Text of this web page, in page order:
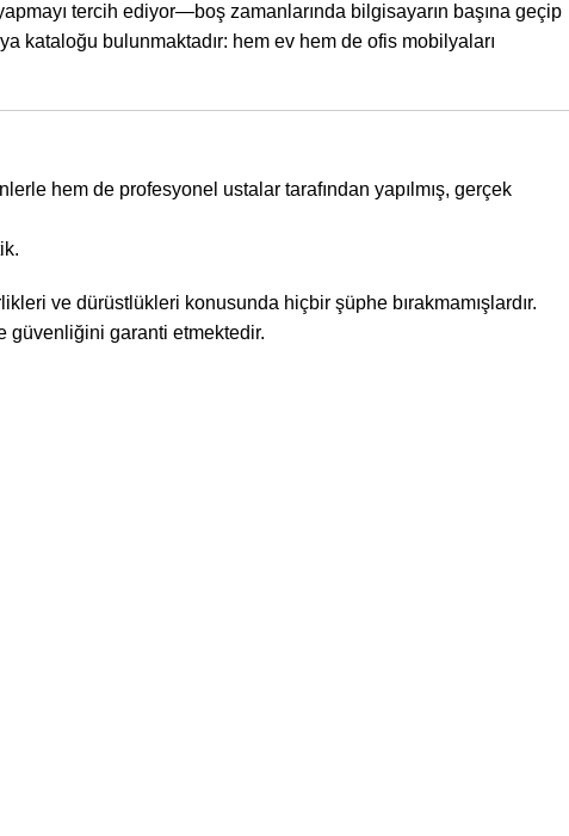
tercih ediyor—boş zamanlarında bilgisayarın başına geçip
kataloğu bulunmaktadır: hem ev hem de ofis mobilyaları
hem de profesyonel ustalar tarafından yapılmış, gerçek
ve dürüstlükleri konusunda hiçbir şüphe bırakmamışlardır.
güvenliğini garanti etmektedir.